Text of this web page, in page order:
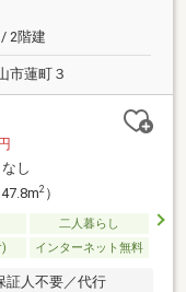
2階建
市蓮町３
なし
2）
二人暮らし
インターネット無料
証人不要／代行